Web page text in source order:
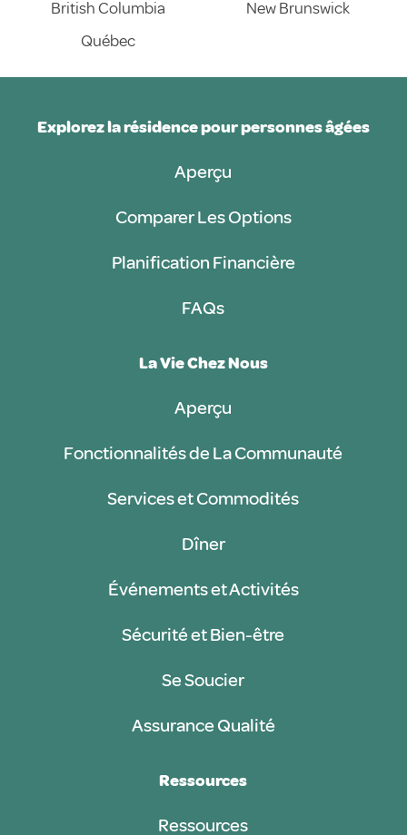
British Columbia
New Brunswick
Québec
Explorez la résidence pour personnes âgées
Aperçu
Comparer Les Options
Planification Financière
FAQs
La Vie Chez Nous
Aperçu
Fonctionnalités de La Communauté
Services et Commodités
Dîner
Événements et Activités
Sécurité et Bien-être
Se Soucier
Assurance Qualité
Ressources
Ressources